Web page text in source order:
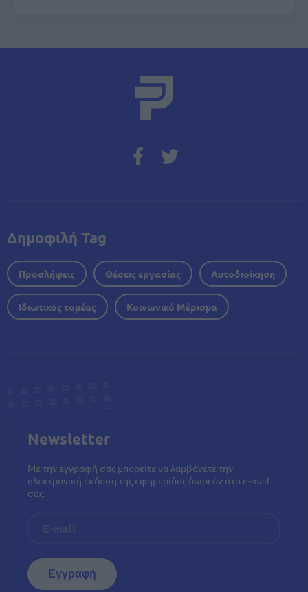
Δημοφιλή Tag
Προσλήψεις Θέσεις εργασίας Αυτοδιοίκηση
Ιδιωτικός τομέας Κοινωνικό Μέρισμα
Newsletter
Με την εγγραφή σας μπορείτε να λαμβάνετε την
ηλεκτρονική έκδοση της εφημερίδας δωρεάν στο e-mail
σας.